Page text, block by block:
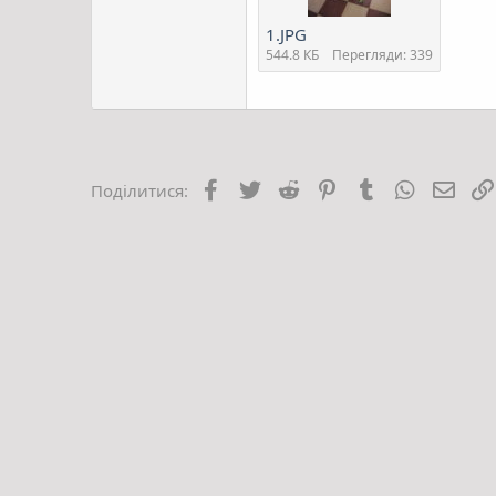
1.JPG
544.8 КБ Перегляди: 339
Поділитися: Facebook
TwitterReddit PinterestTumblr WhatsApp
E-mail